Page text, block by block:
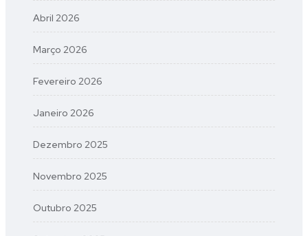
Abril 2026
Março 2026
Fevereiro 2026
Janeiro 2026
Dezembro 2025
Novembro 2025
Outubro 2025